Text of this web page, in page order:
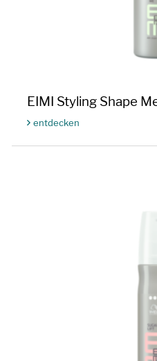
EIMI Styling Shape
entdecken